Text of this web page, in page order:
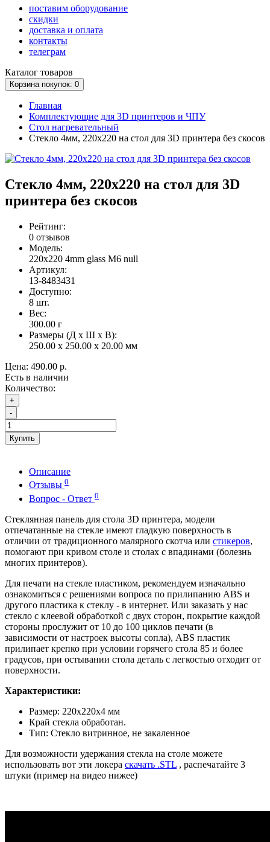
поставим оборудование
скидки
доставка и оплата
контакты
телеграм
Каталог товаров
Корзинапокупок: 0
Главная
Комплектующие для 3D принтеров и ЧПУ
Стол нагревательный
Стекло 4мм, 220x220 на стол для 3D принтера без скосов
Стекло 4мм, 220x220 на стол для 3D
принтера без скосов
Рейтинг:
0 отзывов
Модель:
220x220 4mm glass M6 null
Артикул:
13-8483431
Доступно:
8 шт.
Вес:
300.00 г
Размеры (Д x Ш x В):
250.00 x 250.00 x 20.00 мм
Цена: 490.00 р.
Есть в наличии
Количество:
+
-
Купить
Описание
Отзывы 0
Вопрос - Ответ 0
Стеклянная панель для стола 3D принтера, модели
отпечатанные на стекле имеют гладкую поверхность в
отличии от традиционного малярного скотча или стикеров,
помогают при кривом столе и столах с впадинами (болезнь
многих принтеров).
Для печати на стекле пластиком, рекомендуем изначально
ознакомиться с решениями вопроса по прилипанию ABS и
другого пластика к стеклу - в интернет. Или заказать у нас
стекло с клеевой обработкой с двух сторон, покрытие каждой
стороны прослужит от 10 до 100 циклов печати (в
зависимости от настроек высоты сопла), ABS пластик
прилипает крепко при условии горячего стола 85 и более
градусов, при остывании стола деталь с легкостью отходит от
поверхности.
Характеристики:
Размер: 220x220x4 мм
Край стекла обработан.
Тип: Стекло витринное, не закаленное
Для возможности удержания стекла на столе можете
использовать вот эти локера скачать .STL , распечатайте 3
штуки (пример на видео нижее)